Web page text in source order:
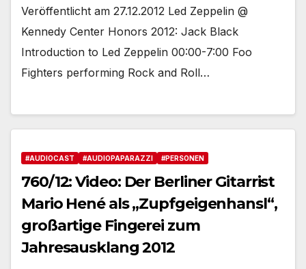
Veröffentlicht am 27.12.2012 Led Zeppelin @
Kennedy Center Honors 2012: Jack Black
Introduction to Led Zeppelin 00:00-7:00 Foo
Fighters performing Rock and Roll…
#AUDIOCAST #AUDIOPAPARAZZI #PERSONEN
760/12: Video: Der Berliner Gitarrist
Mario Hené als „Zupfgeigenhansl“,
großartige Fingerei zum
Jahresausklang 2012